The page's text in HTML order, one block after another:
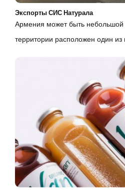
Вход
Экспорты СИС Натурала
Армения может быть небольшой
территории расположен один из